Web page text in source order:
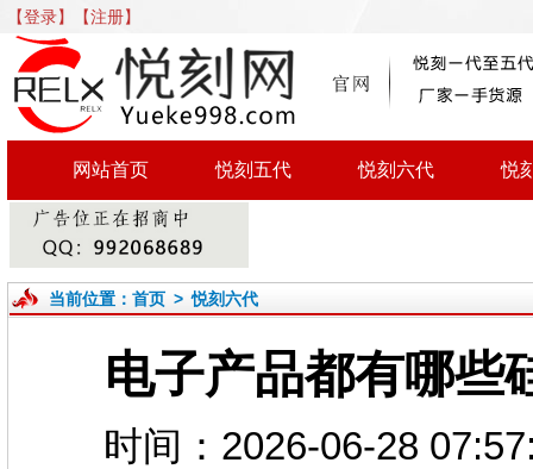
【登录】 【注册】
网站首页 悦刻五代 悦刻六代 悦
当前位置： 首页>悦刻六代
电子产品都有哪些
时间：2026-06-28